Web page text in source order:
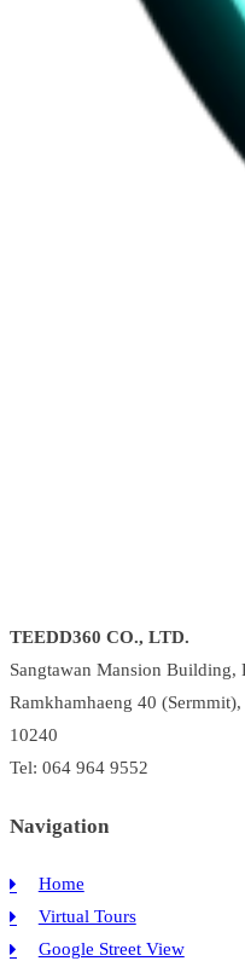
TEEDD360 CO., LTD.
Sangtawan Mansion
Ramkhamhaeng 40
10240
Tel: 064 964 9552
Navigation
Home
Virtual Tours
Google Street View